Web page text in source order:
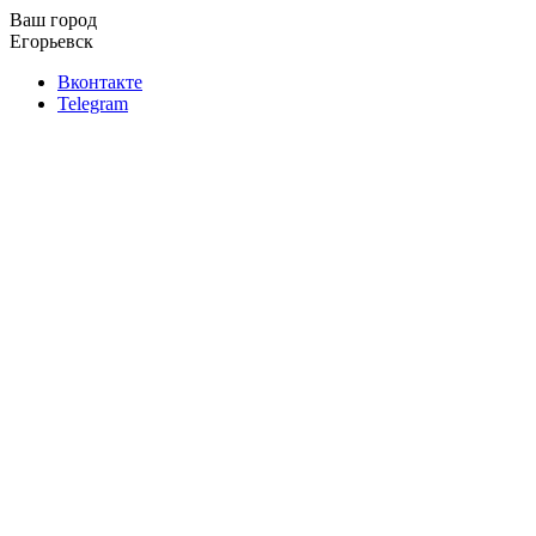
Ваш город
Егорьевск
Вконтакте
Telegram